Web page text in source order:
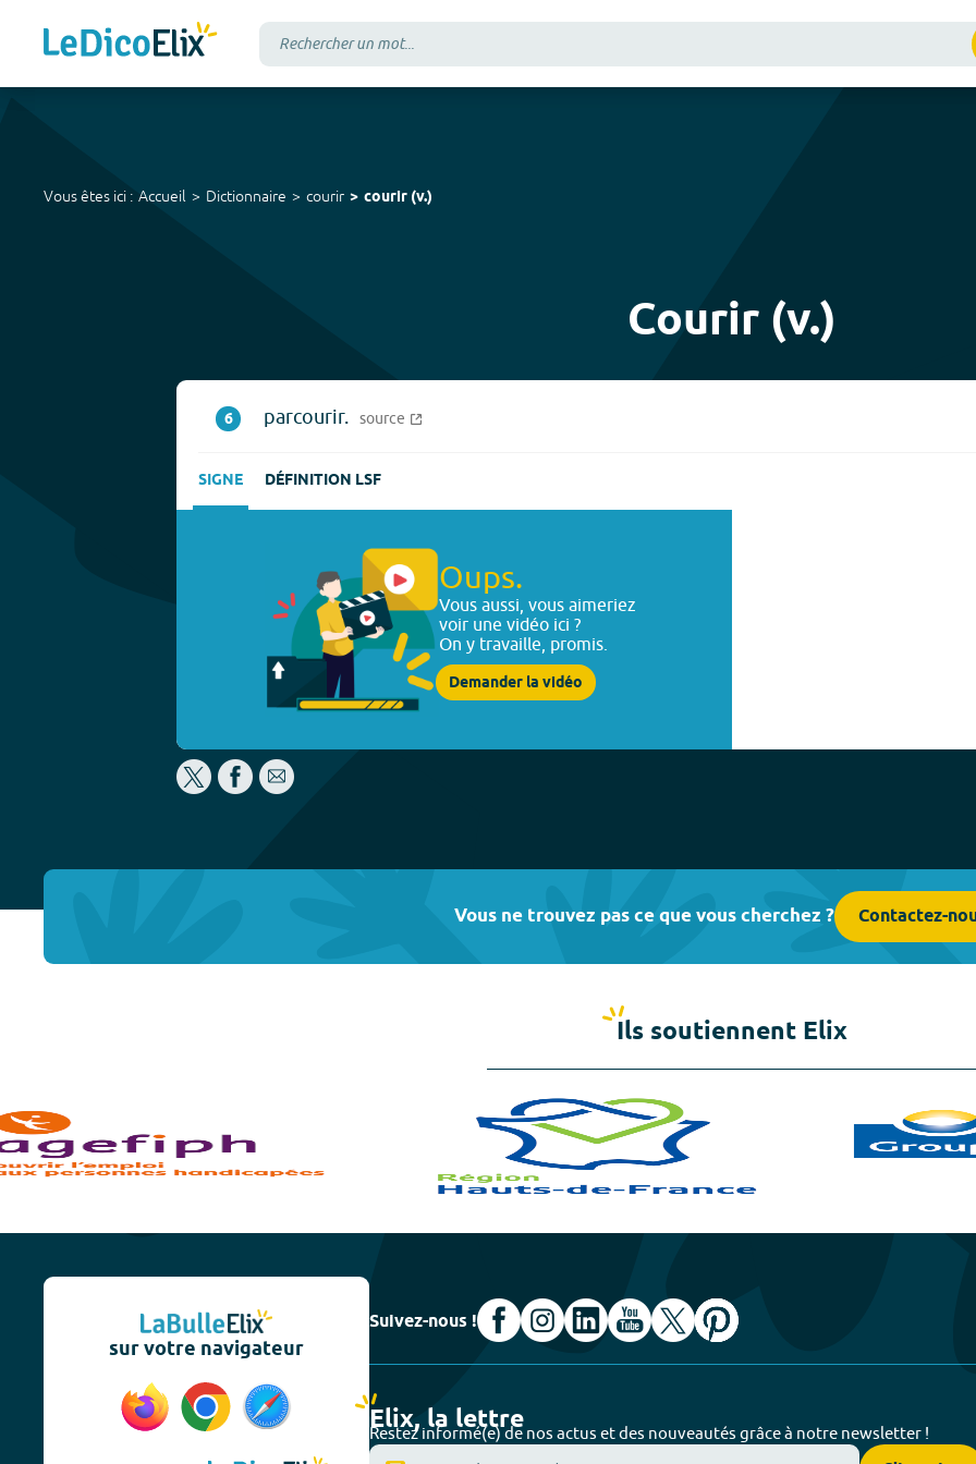
Vous êtes ici : Accueil Dictionnaire courir courir (v.)
Courir (v.)
6 parcourir. source
SIGNE DÉFINITION LSF
Oups.
Vous aussi, vous aimeriez
voir une vidéo ici ?
On y travaille, promis.
Demander la vidéo
Vous ne trouvez pas ce que vous cherchez ? Contactez-
Ils soutiennent Elix
sur votre navigateur
Suivez-nous !
Elix, la lettre
Restez informé(e) de nos actus et des nouveautés grâce à notre newsletter !